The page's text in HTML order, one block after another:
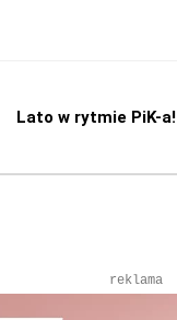
Lato w rytmie PiK-a!
reklama